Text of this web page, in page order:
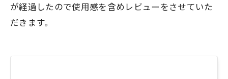
が経過したので使用感を含めレビューをさせていた
だきます。